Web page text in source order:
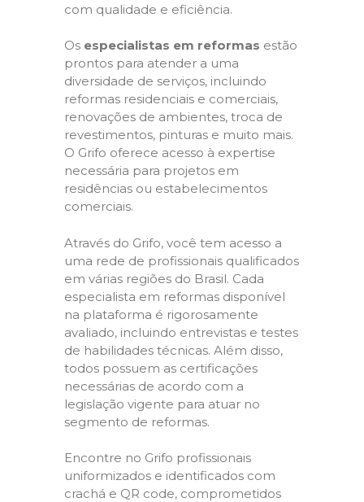
com qualidade e eficiência.
Os especialistas em reformas estão
prontos para atender a uma
diversidade de serviços, incluindo
reformas residenciais e comerciais,
renovações de ambientes, troca de
revestimentos, pinturas e muito mais.
O Grifo oferece acesso à expertise
necessária para projetos em
residências ou estabelecimentos
comerciais.
Através do Grifo, você tem acesso a
uma rede de profissionais qualificados
em várias regiões do Brasil. Cada
especialista em reformas disponível
na plataforma é rigorosamente
avaliado, incluindo entrevistas e testes
de habilidades técnicas. Além disso,
todos possuem as certificações
necessárias de acordo com a
legislação vigente para atuar no
segmento de reformas.
Encontre no Grifo profissionais
uniformizados e identificados com
crachá e QR code, comprometidos